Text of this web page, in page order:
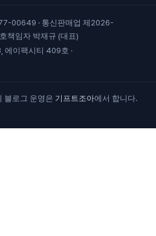
00649 · 통신판매업 제2026-
책임자 박재규 (대표)
에이팩시티 409호 ·
블로그 운영은 기프트조아에서 합니다.